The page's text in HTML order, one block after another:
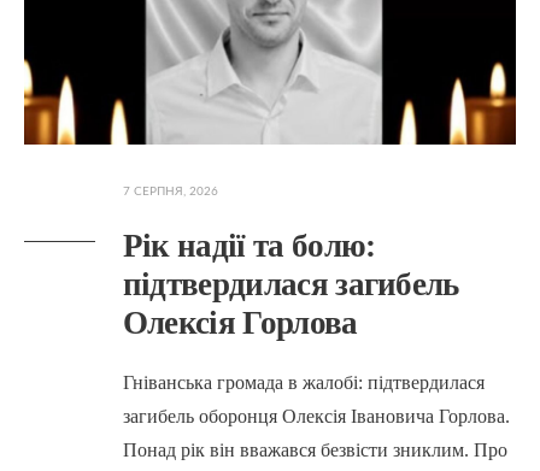
7 СЕРПНЯ, 2026
Рік надії та болю:
підтвердилася загибель
Олексія Горлова
Гніванська громада в жалобі: підтвердилася
загибель оборонця Олексія Івановича Горлова.
Понад рік він вважався безвісти зниклим. Про